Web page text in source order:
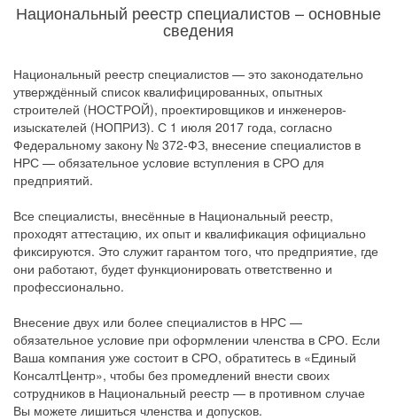
Национальный реестр специалистов – основные
сведения
Национальный реестр специалистов — это законодательно
утверждённый список квалифицированных, опытных
строителей (НОСТРОЙ), проектировщиков и инженеров-
изыскателей (НОПРИЗ). С 1 июля 2017 года, согласно
Федеральному закону № 372-ФЗ, внесение специалистов в
НРС — обязательное условие вступления в СРО для
предприятий.
Все специалисты, внесённые в Национальный реестр,
проходят аттестацию, их опыт и квалификация официально
фиксируются. Это служит гарантом того, что предприятие, где
они работают, будет функционировать ответственно и
профессионально.
Внесение двух или более специалистов в НРС —
обязательное условие при оформлении членства в СРО. Если
Ваша компания уже состоит в СРО, обратитесь в «Единый
КонсалтЦентр», чтобы без промедлений внести своих
сотрудников в Национальный реестр — в противном случае
Вы можете лишиться членства и допусков.